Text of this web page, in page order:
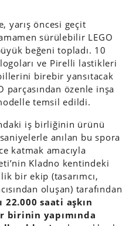
yarış öncesi geçit
sürülebilir LEGO
beğeni topladı. 10
ve Pirelli lastikleri
birebir yansıtacak
parçasından özenle inşa
temsil edildi.
iş birliğinin ürünü
anılan bu spora
katmak amacıyla
Kladno kentindeki
bir ekip (tasarımcı,
oluşan) tarafından
22.000 saati aşkın
birinin yapımında